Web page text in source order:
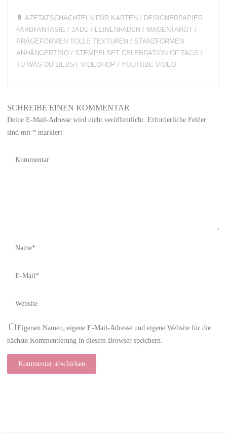
AZETATSCHACHTELN FÜR KARTEN / DESIGNERPAPIER
FARBFANTASIE /JADE / LEINENFADEN / MAGENTAROT /
PRÄGEFORMEN TOLLE TEXTUREN / STANZFORMEN
ANHÄNGERTRIO / STEMPELSET CELEBRATION OF TAGS /
TU WAS DU LIEBST VIDEOHOP /YOUTUBE VIDEO
SCHREIBE EINEN KOMMENTAR
Deine E-Mail-Adresse wird nicht veröffentlicht. Erforderliche Felder
sind mit * markiert
Eigenen Namen, eigene E-Mail-Adresse und eigene Website für die
nächste Kommentierung in diesem Browser speichern.